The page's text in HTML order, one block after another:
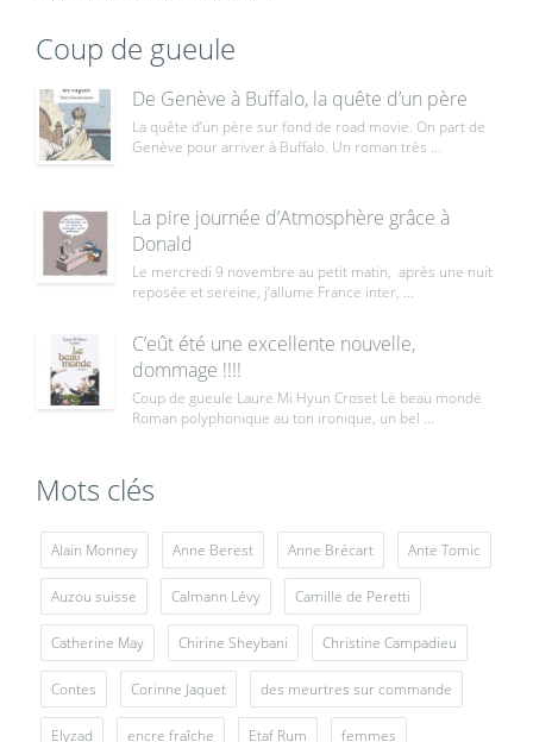
Coup de gueule
De Genève à Buffalo, la quête d’un père
La quête d’un père sur fond de road movie. On part de
Genève pour arriver à Buffalo. Un roman très ...
La pire journée d’Atmosphère grâce à
Donald
Le mercredi 9 novembre au petit matin, après une nuit
reposée et sereine, j’allume France inter, ...
C’eût été une excellente nouvelle,
dommage !!!!
Coup de gueule Laure Mi Hyun Croset Le beau monde
Roman polyphonique au ton ironique, un bel ...
Mots clés
Alain Monney Anne Berest Anne Brécart Ante Tomic
Auzou suisse Calmann Lévy Camille de Peretti
Catherine May Chirine Sheybani Christine Campadieu
Contes Corinne Jaquet des meurtres sur commande
Elyzad encre fraîche Etaf Rum femmes